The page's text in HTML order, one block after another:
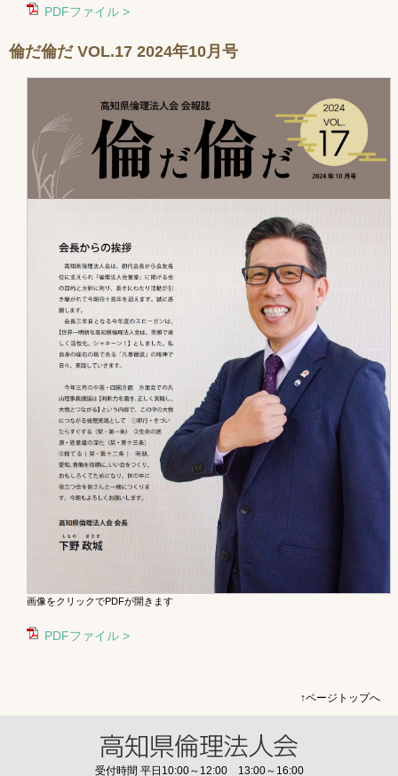
PDFファイル >
倫だ倫だ VOL.17 2024年10月号
画像をクリックでPDFが開きます
PDFファイル >
↑ページトップへ
受付時間 平日10:00～12:00 13:00～16:00